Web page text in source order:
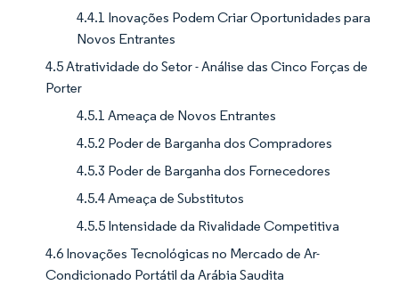
4.4.1 Inovações Podem Criar Oportunidades para
Novos Entrantes
4.5 Atratividade do Setor - Análise das Cinco Forças de
Porter
4.5.1 Ameaça de Novos Entrantes
4.5.2 Poder de Barganha dos Compradores
4.5.3 Poder de Barganha dos Fornecedores
4.5.4 Ameaça de Substitutos
4.5.5 Intensidade da Rivalidade Competitiva
4.6 Inovações Tecnológicas no Mercado de Ar-
Condicionado Portátil da Arábia Saudita